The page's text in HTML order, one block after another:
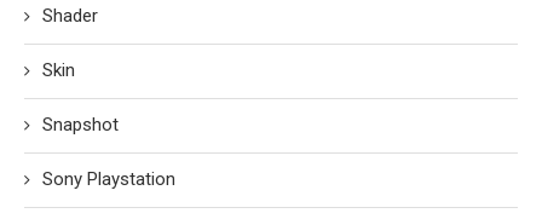
Shader
Skin
Snapshot
Sony Playstation